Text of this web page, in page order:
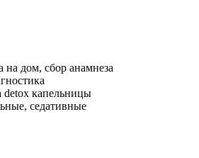
на дом, сбор анамнеза
detox капельницы
седативные